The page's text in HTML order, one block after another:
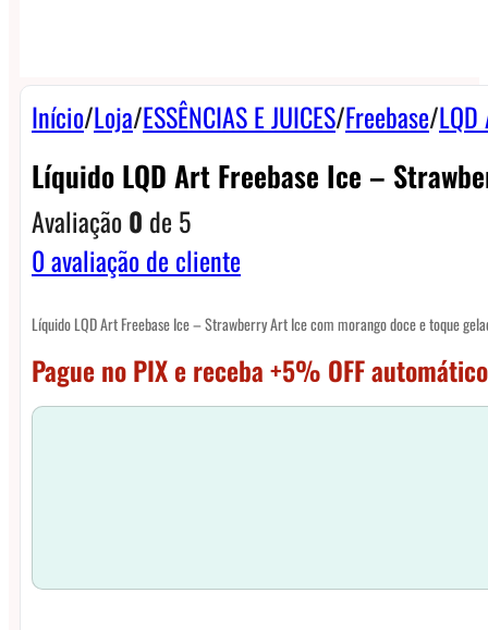
Início/Loja/ESSÊNCIAS E JUICES/Freebase/
Líquido LQD Art Freebase Ice –
Avaliação0 de 5
0avaliação de cliente
Líquido LQD Art Freebase Ice – Strawberry Art Ice com morango doce e toque
Pague no PIX e receba +5% OFF